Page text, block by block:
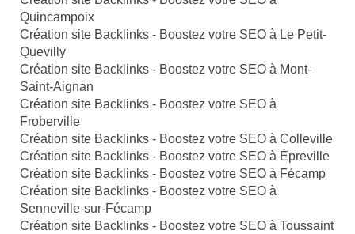
Quincampoix
Création site Backlinks - Boostez votre SEO à Le Petit-
Quevilly
Création site Backlinks - Boostez votre SEO à Mont-
Saint-Aignan
Création site Backlinks - Boostez votre SEO à
Froberville
Création site Backlinks - Boostez votre SEO à Colleville
Création site Backlinks - Boostez votre SEO à Épreville
Création site Backlinks - Boostez votre SEO à Fécamp
Création site Backlinks - Boostez votre SEO à
Senneville-sur-Fécamp
Création site Backlinks - Boostez votre SEO à Toussaint